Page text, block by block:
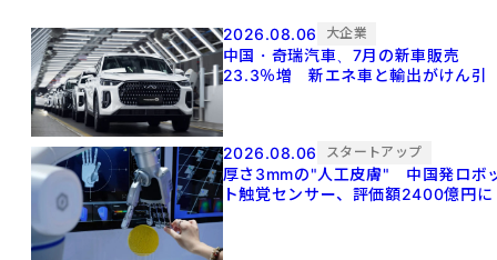
2026.08.06 大企業
中国・奇瑞汽車、7月の新車販売
23.3％増 新エネ車と輸出がけん引
2026.08.06 スタートアップ
厚さ3mmの"人工皮膚" 中国発ロボ
ト触覚センサー、評価額2400億円に